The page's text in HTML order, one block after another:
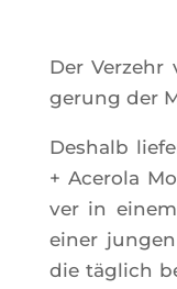
Der
ge­rung der
Deshalb
+ Ace­ro­la
ver in
einer
die täglich